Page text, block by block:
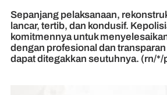
Sepanjang pelaksanaan,
lancar, tertib, dan kondusif.
komitmennya untuk
dengan profesional dan transparan
dapat ditegakkan seutuhnya. (rn/*/